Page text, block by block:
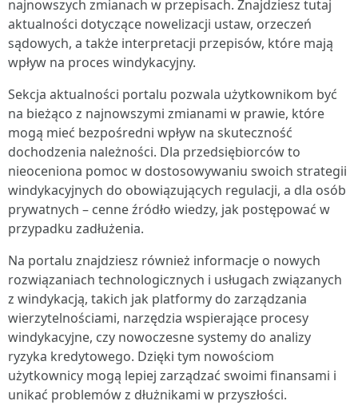
najnowszych zmianach w przepisach. Znajdziesz tutaj
aktualności dotyczące nowelizacji ustaw, orzeczeń
sądowych, a także interpretacji przepisów, które mają
wpływ na proces windykacyjny.
Sekcja aktualności portalu pozwala użytkownikom być
na bieżąco z najnowszymi zmianami w prawie, które
mogą mieć bezpośredni wpływ na skuteczność
dochodzenia należności. Dla przedsiębiorców to
nieoceniona pomoc w dostosowywaniu swoich strategii
windykacyjnych do obowiązujących regulacji, a dla osób
prywatnych – cenne źródło wiedzy, jak postępować w
przypadku zadłużenia.
Na portalu znajdziesz również informacje o nowych
rozwiązaniach technologicznych i usługach związanych
z windykacją, takich jak platformy do zarządzania
wierzytelnościami, narzędzia wspierające procesy
windykacyjne, czy nowoczesne systemy do analizy
ryzyka kredytowego. Dzięki tym nowościom
użytkownicy mogą lepiej zarządzać swoimi finansami i
unikać problemów z dłużnikami w przyszłości.